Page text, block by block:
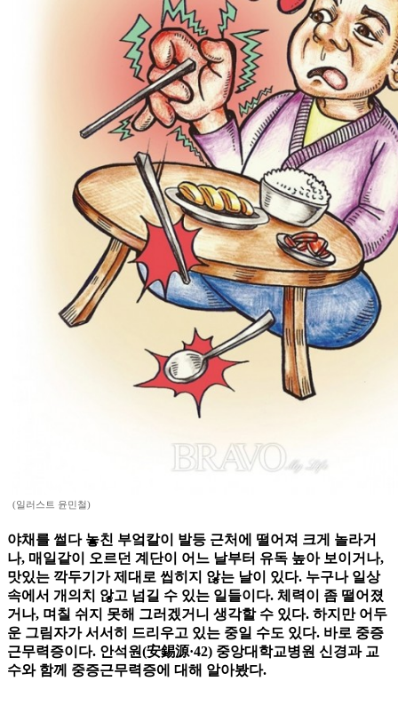
(일러스트 윤민철)
야채를 썰다 놓친 부엌칼이 발등 근처에 떨어져 크게 놀라거
나, 매일같이 오르던 계단이 어느 날부터 유독 높아 보이거나,
맛있는 깍두기가 제대로 씹히지 않는 날이 있다. 누구나 일상
속에서 개의치 않고 넘길 수 있는 일들이다. 체력이 좀 떨어졌
거나, 며칠 쉬지 못해 그러겠거니 생각할 수 있다. 하지만 어두
운 그림자가 서서히 드리우고 있는 중일 수도 있다. 바로 중증
근무력증이다. 안석원(安錫源·42) 중앙대학교병원 신경과 교
수와 함께 중증근무력증에 대해 알아봤다.